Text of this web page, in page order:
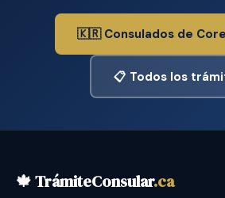
🇰🇷 Consulados de
📋 Todos los
🍁 TrámiteConsular.ca